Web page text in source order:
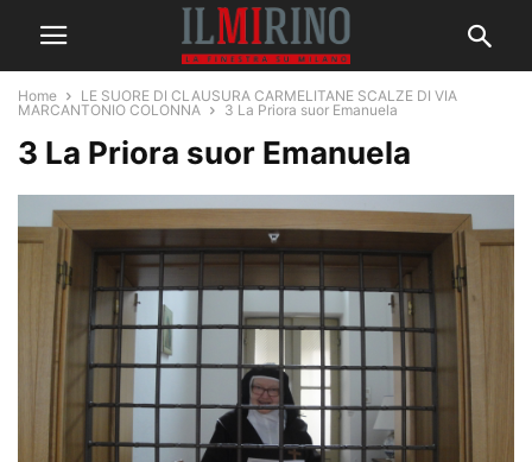
Home
LE SUORE DI CLAUSURA CARMELITANE SCALZE DI VIA
MARCANTONIO COLONNA
3 La Priora suor Emanuela
3 La Priora suor Emanuela